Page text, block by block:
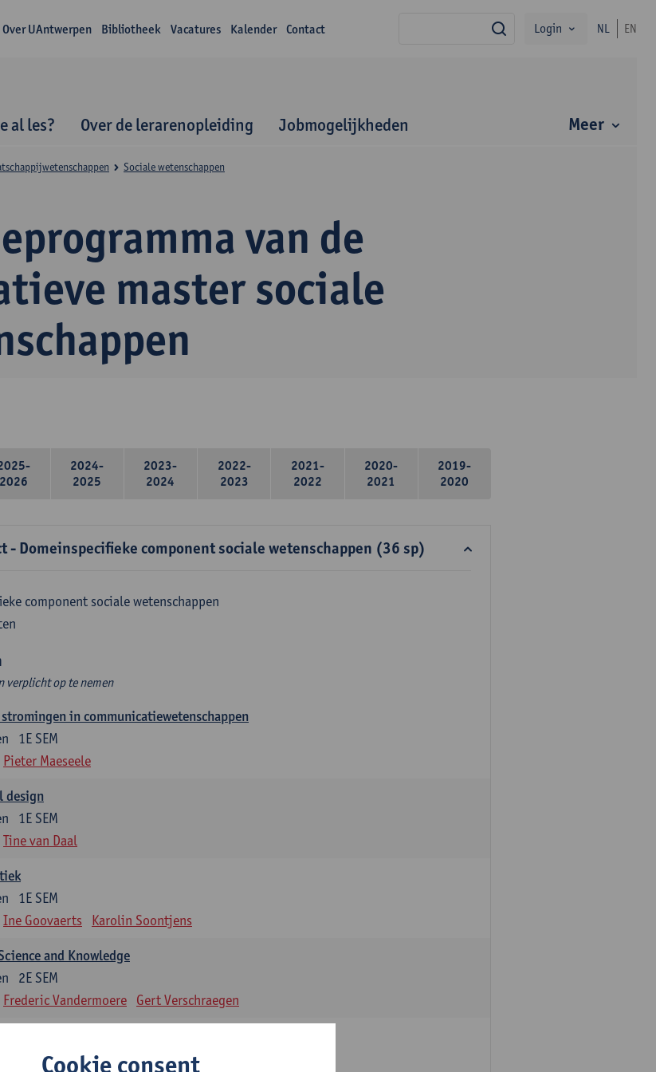
Over UAntwerpen Bibliotheek Vacatures Kalender Contact zoekLogin NL EN
al les? Over de lerarenopleiding Jobmogelijkheden Meer
van de
master sociale
Sociale wetenschappen
2026
2024-
2025
2023-
2024
2022-
2023
2021-
2022
2020-
2021
2019-
2020
- Domeinspecifieke component sociale wetenschappen (36 sp)
component sociale wetenschappen
verplicht op te nemen
stromingen in communicatiewetenschappen
1E SEM
Pieter Maeseele
design
1E SEM
Tine van Daal
1E SEM
Ine Goovaerts Karolin Soontjens
and Knowledge
2E SEM
Frederic Vandermoere Gert Verschraegen
communicatiewetenschappen
Cookie consent